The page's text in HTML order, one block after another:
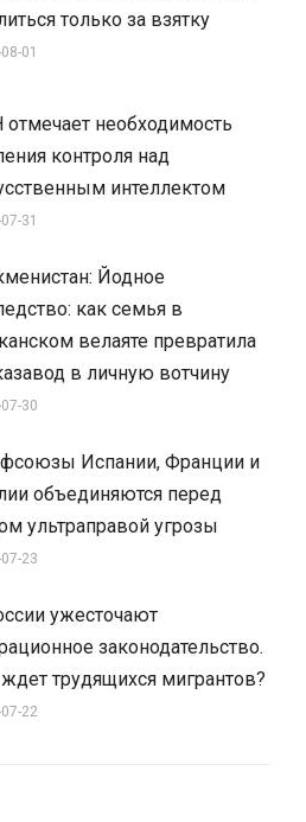
только за взятку
01
необходимость
контроля над
интеллектом
31
Йодное
как семья в
велаяте превратила
в личную вотчину
30
Испании, Франции и
объединяются перед
ультраправой угрозы
23
ужесточают
законодательство.
трудящихся мигрантов?
22